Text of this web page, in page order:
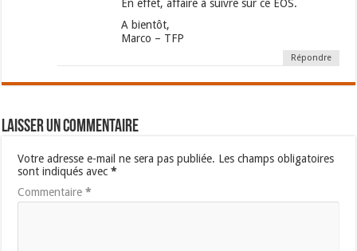
En effet, affaire à suivre sur ce EOS.
A bientôt,
Marco – TFP
Répondre
Laisser un commentaire
Votre adresse e-mail ne sera pas publiée. Les champs obligatoires
sont indiqués avec*
Commentaire*